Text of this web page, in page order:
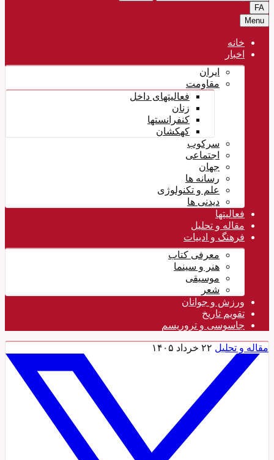
FA
Menu
خانه
اخبار
ایران
مقاومت
فعالیتهای داخل
زنان
کنفرانستها
کهکشان
سرکوب
اجتماعی
جهان
رسانه ها
علم و تکنولوژی
دیدنی ها
فعالیتها
مقاله و تحلیل
فرهنگ و ادبیات
معرفی کتاب
هنر و سینما
موسیقی
شعر
ورزش و جوانان
تقویم تاريخ
جاسوسی و تروریسم
مقاله و تحلیل ۲۲ خرداد ۱۴۰۵